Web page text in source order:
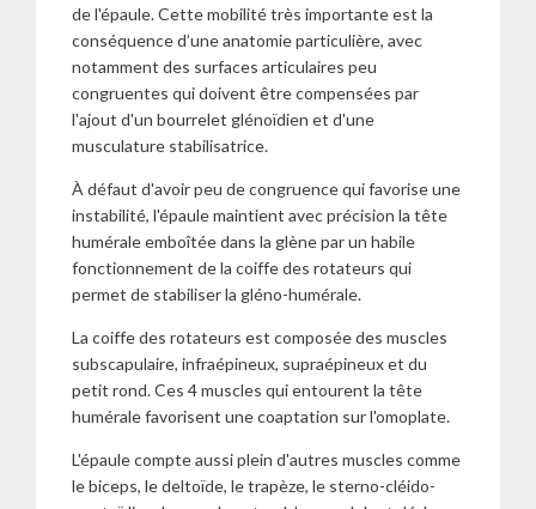
de l'épaule. Cette mobilité très importante est la
conséquence d’une anatomie particulière, avec
notamment des surfaces articulaires peu
congruentes qui doivent être compensées par
l'ajout d'un bourrelet glénoïdien et d'une
musculature stabilisatrice.
À défaut d'avoir peu de congruence qui favorise une
instabilité, l'épaule maintient avec précision la tête
humérale emboîtée dans la glène par un habile
fonctionnement de la coiffe des rotateurs qui
permet de stabiliser la gléno-humérale.
La coiffe des rotateurs est composée des muscles
subscapulaire, infraépineux, supraépineux et du
petit rond. Ces 4 muscles qui entourent la tête
humérale favorisent une coaptation sur l'omoplate.
L'épaule compte aussi plein d'autres muscles comme
le biceps, le deltoïde, le trapèze, le sterno-cléido-